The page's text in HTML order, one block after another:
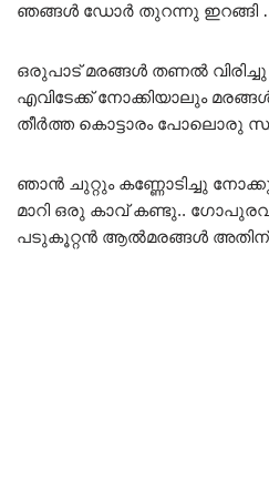
ഞങ്ങൾ ഡോർ തുറന്നു ഇറങ്ങി
ഒരുപാട് മരങ്ങൾ തണൽ
എവിടേക്ക് നോക്കിയാലും
തീർത്ത കൊട്ടാരം പോലൊരു
ഞാൻ ചുറ്റും കണ്ണോടിച്ചു
മാറി ഒരു കാവ് കണ്ടു..
പടുകൂറ്റൻ ആൽമരങ്ങൾ അതിന്